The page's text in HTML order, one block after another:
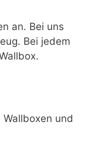
an. Bei uns
Bei jedem
und